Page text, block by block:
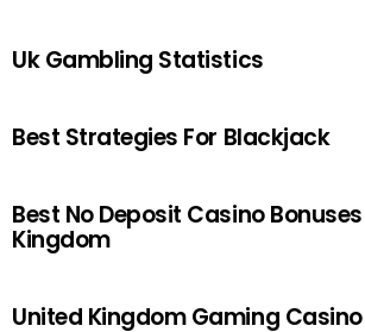
Uk Gambling Statistics
Best Strategies For Blackjack
Best No Deposit Casino
Kingdom
United Kingdom Gaming Casino